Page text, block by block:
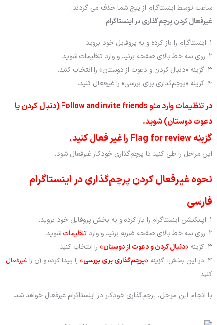
ساعت توسط اینستاگرام از پیج شما حذف می گردند.
غیرفعال کردن پرچم‌گذاری در اینستاگرام
۱. اینستاگرام را باز کرده و به پروفایل خود بروید.
۲. روی سه خط بالای صفحه بزنید و وارد تنظیمات شوید.
۳. گزینه «دنبال کردن و دعوت از دوستان» را انتخاب کنید.
۴. گزینه «پرچم‌گذاری برای بررسی» را غیرفعال کنید.
در تنظیمات وارد منو Follow and invite friends (دنبال کردن یا
دعوت دوستان) شوید.
گزینه Flag for review را غیر فعال کنید.
این مراحل را طی کنید تا پرچم‌گذاری خودکار غیرفعال شود.
نحوه غیرفعال کردن پرچم‌گذاری در اینستاگرام
فارسی
۱. اپلیکیشن اینستاگرام را باز کرده و به بخش پروفایل خود بروید.
۲. روی سه خط بالای صفحه ضربه بزنید و وارد
تنظیمات شوید.
۳. گزینه
«دنبال کردن و دعوت از دوستان» را انتخاب کنید.
۴. در این بخش، گزینه
«پرچم‌گذاری برای بررسی» را پیدا کرده و آن را غیرفعال
کنید.
با انجام این مراحل، پرچم‌گذاری خودکار در اینستاگرام غیرفعال خواهد شد.